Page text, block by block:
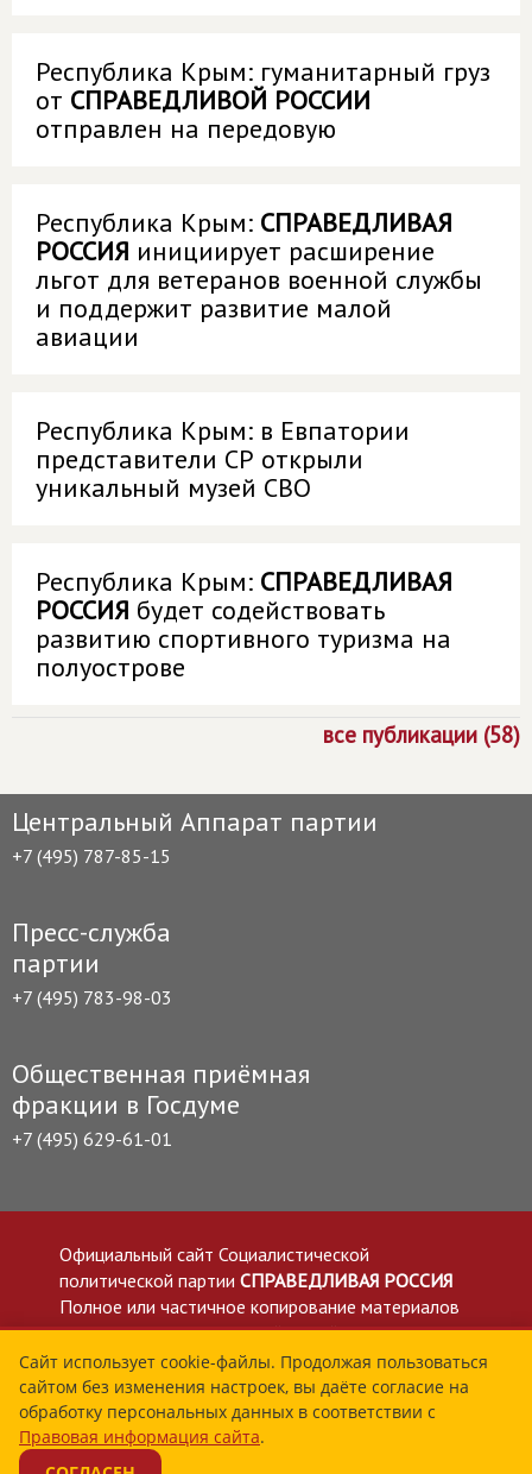
Республика Крым: гуманитарный груз
от СПРАВЕДЛИВОЙ РОССИИ
отправлен на передовую
Республика Крым: СПРАВЕДЛИВАЯ
РОССИЯ инициирует расширение
льгот для ветеранов военной службы
и поддержит развитие малой
авиации
Республика Крым: в Евпатории
представители СР открыли
уникальный музей СВО
Республика Крым: СПРАВЕДЛИВАЯ
РОССИЯ будет содействовать
развитию спортивного туризма на
полуострове
все публикации (58)
Центральный Аппарат партии
+7 (495) 787-85-15
Пресс-служба
партии
+7 (495) 783-98-03
Общественная приёмная
фракции в Госдуме
+7 (495) 629-61-01
Официальный сайт Социалистической
политической партии СПРАВЕДЛИВАЯ РОССИЯ
Полное или частичное копирование материалов
приветствуется со ссылкой на сайт spravedlivo.ru
Политика в отношении обработки персональных
данных
Все материалы сайта spravedlivo.ru доступны по
лицензии Creative Commons Attribution 4.0 International
Сайт использует cookie-файлы. Продолжая пользоваться
сайтом без изменения настроек, вы даёте согласие на
обработку персональных данных в соответствии с
Правовая информация сайта.